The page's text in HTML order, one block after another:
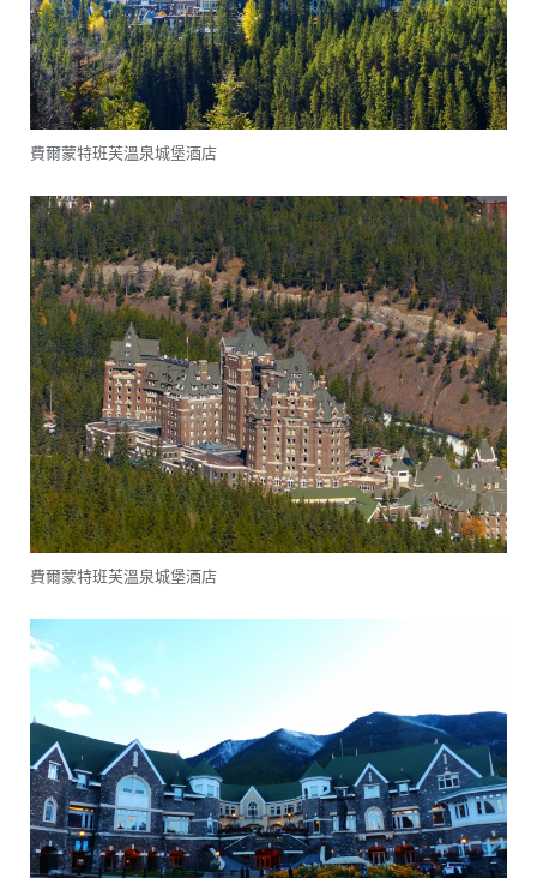
費爾蒙特班芙溫泉城堡酒店
費爾蒙特班芙溫泉城堡酒店